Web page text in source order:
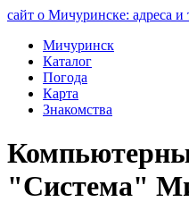
сайт о Мичуринске: адреса
Мичуринск
Каталог
Погода
Карта
Знакомства
"Система"